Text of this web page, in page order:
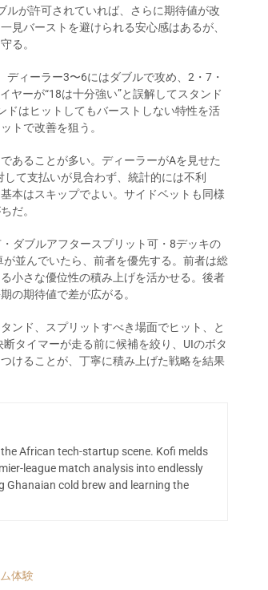
ルが許可されていれば、さらに期待値が改
見バーストを避けられる安心感はあるが、
る。
ィーラー3〜6にはダブルで攻め、2・7・
ヤーが“18は十分強い”と誤解してスタンド
ドはヒットしてもバーストしない特性を活
トで改善を狙う。
あることが多い。ディーラーがAを見せた
て支払いが見合わず、統計的には不利
本はスキップでよい。サイドベットも同様
だ。
ダブルアフタースプリット可・8デッキの
並んでいたら、前者を優先する。前者は総
小さな優位性の積み上げを活かせる。後者
の期待値で差が広がる。
ンド、スプリットすべき場面でヒット、と
タイマーが走る前に候補を絞り、UIのボタ
けることが、丁寧に積み上げた戦略を結果
African tech-startup scene. Kofi melds
league match analysis into endlessly
Ghanaian cold brew and learning the
体験